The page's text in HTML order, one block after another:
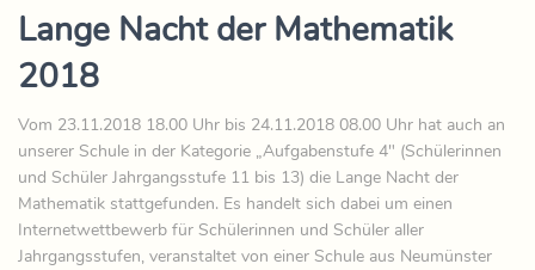
Lange Nacht der Mathematik
2018
Vom 23.11.2018 18.00 Uhr bis 24.11.2018 08.00 Uhr hat auch an
unserer Schule in der Kategorie „Aufgabenstufe 4″ (Schülerinnen
und Schüler Jahrgangsstufe 11 bis 13) die Lange Nacht der
Mathematik stattgefunden. Es handelt sich dabei um einen
Internetwettbewerb für Schülerinnen und Schüler aller
Jahrgangsstufen, veranstaltet von einer Schule aus Neumünster